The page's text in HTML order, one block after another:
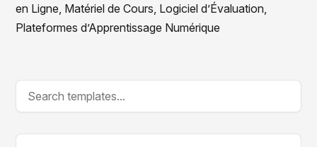
en Ligne, Matériel de Cours, Logiciel d’Évaluation,
Plateformes d’Apprentissage Numérique